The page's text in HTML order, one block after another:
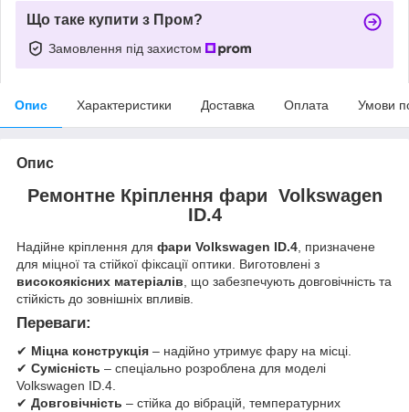
Що таке купити з Пром?
Замовлення під захистом
Опис Характеристики Доставка Оплата Умови
Опис
Ремонтне Кріплення фари Volkswagen
ID.4
Надійне кріплення для фари Volkswagen ID.4, призначене
для міцної та стійкої фіксації оптики. Виготовлені з
високоякісних матеріалів, що забезпечують довговічність та
стійкість до зовнішніх впливів.
Переваги:
✔ Міцна конструкція – надійно утримує фару на місці.
✔ Сумісність – спеціально розроблена для моделі
Volkswagen ID.4.
✔ Довговічність – стійка до вібрацій, температурних